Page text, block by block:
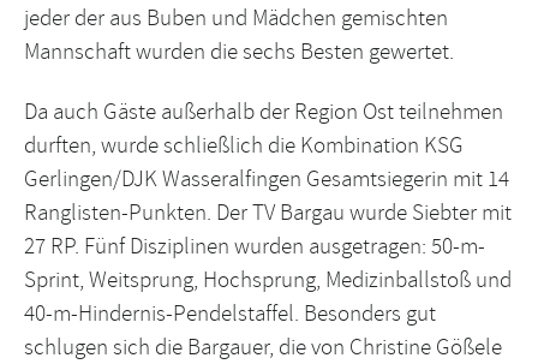
jeder der aus Buben und Mädchen gemischten
Mannschaft wurden die sechs Besten gewertet.
Da auch Gäste außerhalb der Region Ost teilnehmen
durften, wurde schließlich die Kombination KSG
Gerlingen/DJK Wasseralfingen Gesamtsiegerin mit 14
Ranglisten-Punkten. Der TV Bargau wurde Siebter mit
27 RP. Fünf Disziplinen wurden ausgetragen: 50-m-
Sprint, Weitsprung, Hochsprung, Medizinballstoß und
40-m-Hindernis-Pendelstaffel. Besonders gut
schlugen sich die Bargauer, die von Christine Gößele